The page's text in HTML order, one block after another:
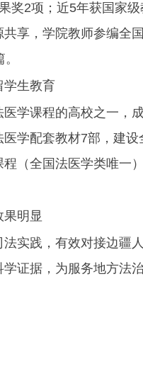
奖2项；近5年获国家
享，学院教师参编全
学生教育
学课程的高校之一，
学配套教材7部，建
（全国法医学类唯一
果明显
实践，有效对接边疆
证据，为服务地方法